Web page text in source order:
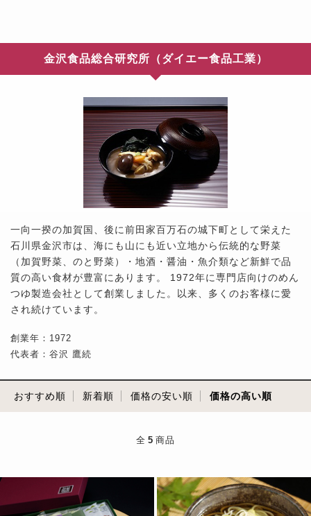
金沢食品総合研究所（ダイエー食品工業）
一向一揆の加賀国、後に前田家百万石の城下町として栄えた
石川県金沢市は、海にも山にも近い立地から伝統的な野菜
（加賀野菜、のと野菜）・地酒・醤油・魚介類など新鮮で品
質の高い食材が豊富にあります。 1972年に専門店向けのめん
つゆ製造会社として創業しました。以来、多くのお客様に愛
され続けています。
創業年：1972
代表者：谷沢 鷹続
おすすめ順 新着順 価格の安い順 価格の高い順
全 5 商品